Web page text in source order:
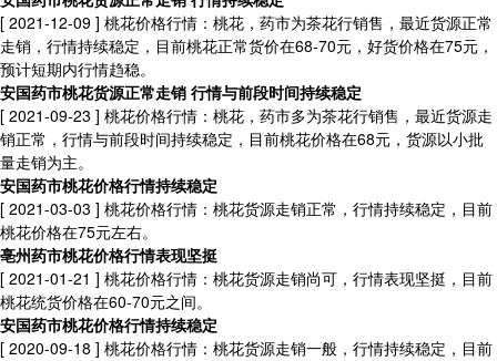
[ 2021-12-09 ] 桃花价格行情：桃花，药市为茶花行销售，最近货源正常
走销，行情持续稳定，目前桃花正常货价在68-70元，好货价格在75元，
预计短期内行情趋稳。
安国药市桃花货源正常走销 行情与前段时间持续稳定
[ 2021-09-23 ] 桃花价格行情：桃花，药市多为茶花行销售，最近货源走
销正常，行情与前段时间持续稳定，目前桃花价格在68元，货源以小批
量走销为主。
安国药市桃花价格行情持续稳定
[ 2021-03-03 ] 桃花价格行情：桃花货源走销正常，行情持续稳定，目前
桃花价格在75元左右。
亳州药市桃花价格行情表现坚挺
[ 2021-01-21 ] 桃花价格行情：桃花货源走销尚可，行情表现坚挺，目前
桃花统货价格在60-70元之间。
安国药市桃花价格行情持续稳定
[ 2020-09-18 ] 桃花价格行情：桃花货源走销一般，行情持续稳定，目前